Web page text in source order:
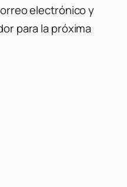
electrónico y
para la próxima